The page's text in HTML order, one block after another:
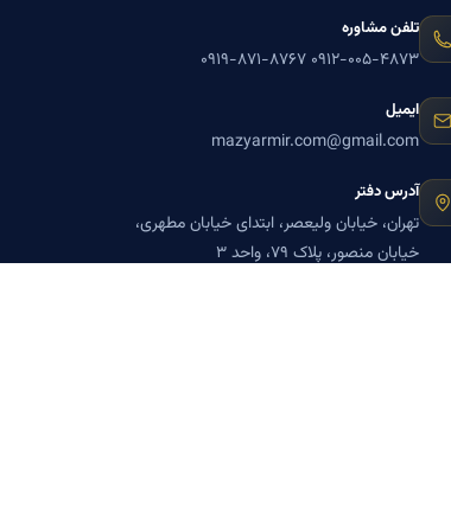
تلفن مشاوره
۰۹۱۲-۰۰۵-۴۸۷۳ ۰۹۱۹-۸۷۱-۸۷۶۷
ایمیل
mazyarmir.com@gmail.com
آدرس دفتر
تهران، خیابان ولیعصر، ابتدای خیابان مطهری،
خیابان منصور، پلاک ۷۹، واحد ۳